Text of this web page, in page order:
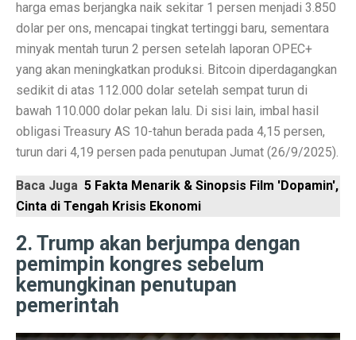
Laptop Murah 4 Jutaan untuk Pelajar Aktif, Tugas
Honda PCX160: Spesifikasi Mewah yang Membuat
Pengguna Adobe Analytics, Waspada! Celah Ini Ancam
5 Fakta Menarik Kota Lalitpur, Kota Tua Penuh Kuil di
Xiaomi 15T vs Honor 400, Kamera Hebat di Bawah
Revolusi Data: AI Mengubah Pengelolaan Informasi di
Samsung Pertahankan Model Plus di Galaxy S26
MDRN dan Genertec Kolaborasi di Industri,
Workshop SOHIB Berkelas Kemkomdigi:
Vivo Y03t vs X100: Perbandingan Harga dan Fitur!
harga emas berjangka naik sekitar 1 persen menjadi 3.850
dolar per ons, mencapai tingkat tertinggi baru, sementara
minyak mentah turun 2 persen setelah laporan OPEC+
yang akan meningkatkan produksi. Bitcoin diperdagangkan
sedikit di atas 112.000 dolar setelah sempat turun di
bawah 110.000 dolar pekan lalu. Di sisi lain, imbal hasil
obligasi Treasury AS 10-tahun berada pada 4,15 persen,
turun dari 4,19 persen pada penutupan Jumat (26/9/2025).
Baca Juga 5 Fakta Menarik & Sinopsis Film 'Dopamin',
Cinta di Tengah Krisis Ekonomi
2. Trump akan berjumpa dengan
pemimpin kongres sebelum
kemungkinan penutupan
pemerintah